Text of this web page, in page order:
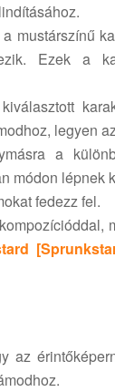
mustárszínű
Ezek a
legyen
a
módon
fedezz fel.
az